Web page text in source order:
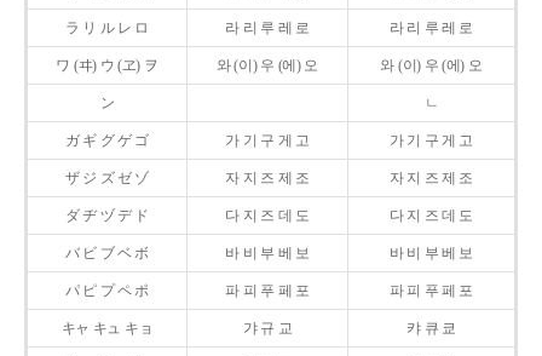
ラ リ ル レ ロ 라 리 루 레 로 라 리 루 레 로
ワ (ヰ) ウ (ヱ) ヲ 와 (이) 우 (에) 오 와 (이) 우 (에) 오
ン ㄴ
ガ ギ グ ゲ ゴ 가 기 구 게 고 가 기 구 게 고
ザ ジ ズ ゼ ゾ 자 지 즈 제 조 자 지 즈 제 조
ダ ヂ ヅ デ ド 다 지 즈 데 도 다 지 즈 데 도
バ ビ ブ ベ ボ 바 비 부 베 보 바 비 부 베 보
パ ピ プ ペ ポ 파 피 푸 페 포 파 피 푸 페 포
キャ キュ キョ 갸 규 교 캬 큐 쿄